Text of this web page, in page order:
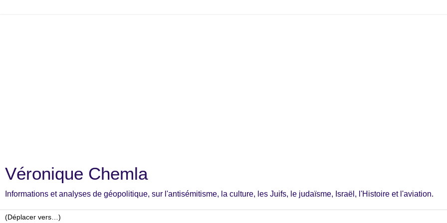
Véronique Chemla
Informations et analyses de géopolitique, sur l'antisémitisme, la culture, les Juifs, le judaïsme, Israël, l'Histoire et l'aviation.